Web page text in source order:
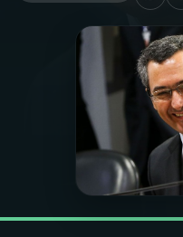
PROGRAMAÇÃO
PROGRAMAS
PODCASTS
VIDEOCASTS